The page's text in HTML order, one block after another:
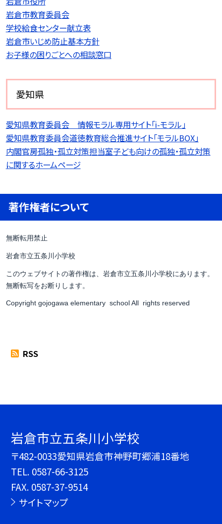
岩倉市教育委員会
学校給食センター献立表
岩倉市いじめ防止基本方針
お子様の困りごとへの相談窓口
愛知県
愛知県教育委員会 情報モラル専用サイト「i-モラル」
愛知県教育委員会道徳教育総合推進サイト「モラルBOX」
内閣官房孤独・孤立対策担当室子ども向けの孤独・孤立対策
に関するホームページ
著作権者について
無断転用禁止
岩倉市立五条川小学校
このウェブサイトの著作権は、岩倉市立五条川小学校にあります。
無断転写をお断りします。
Copyright gojogawa elementary school All rights reserved
RSS
岩倉市立五条川小学校
〒482-0033愛知県岩倉市神野町郷浦18番地
TEL. 0587-66-3125
FAX. 0587-37-9514
サイトマップ